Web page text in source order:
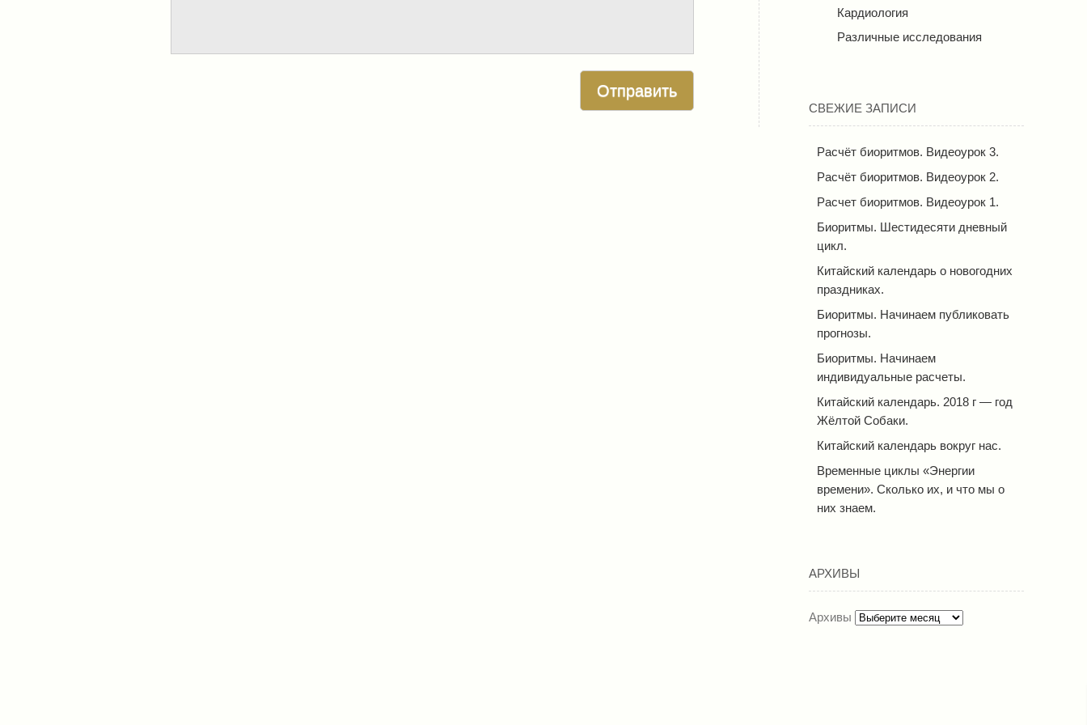
Кардиология
Различные исследования
СВЕЖИЕ ЗАПИСИ
Расчёт биоритмов. Видеоурок 3.
Расчёт биоритмов. Видеоурок 2.
Расчет биоритмов. Видеоурок 1.
Биоритмы. Шестидесяти дневный
цикл.
Китайский календарь о новогодних
праздниках.
Биоритмы. Начинаем публиковать
прогнозы.
Биоритмы. Начинаем
индивидуальные расчеты.
Китайский календарь. 2018 г — год
Жёлтой Собаки.
Китайский календарь вокруг нас.
Временные циклы «Энергии
времени». Сколько их, и что мы о
них знаем.
АРХИВЫ
Архивы